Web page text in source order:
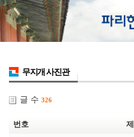
무지개 사진관
글 수 326
번호